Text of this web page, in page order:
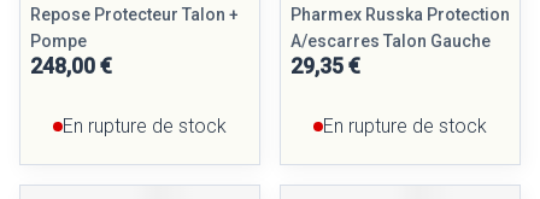
Repose Protecteur Talon +
Pompe
248,00 €
En rupture de stock
Pharmex Russka Protection
A/escarres Talon Gauche
29,35 €
En rupture de stock